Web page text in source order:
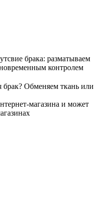
брака: разматываем
контролем
брак? Обменяем ткань или
магазина и может